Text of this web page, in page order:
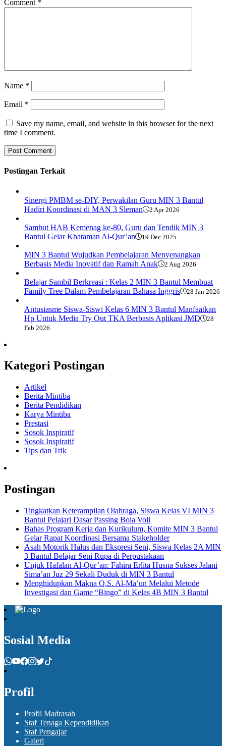
Comment *
Name *
Email *
Save my name, email, and website in this browser for the next
time I comment.
Postingan Terkait
Sinergi PMBM se-DIY, Perwakilan Guru MIN 3 Bantul
Hadiri Koordinasi di MAN 3 Sleman
2 Apr 2026
Sambut HAB Kemenag ke-80, Guru dan Tendik MIN 3
Bantul Gelar Khataman Al-Qur’an
19 Dec 2025
MIN 3 Bantul Wujudkan Pembelajaran Menyenangkan
Berbasis Media Inovatif dan Ramah Anak
2 Aug 2026
Belajar Sambil Berkreasi : Kelas 2 MIN 3 Bantul Membuat
Family Tree Dalam Pembelajaran Bahasa Inggris
28 Jan 2026
Antusiasme Siswa-Siswi Kelas 6 MIN 3 Bantul Manfaatkan
Hp Untuk Media Try Out TKA Berbasis Aplikasi JMD
28
Feb 2026
Kategori Postingan
Artikel
Berita Mintiba
Berita Pendidikan
Karya Mintiba
Prestasi
Sosok Inspiratif
Sosok Inspiratif
Tips dan Trik
Postingan
Tingkatkan Keterampilan Olahraga, Siswa Kelas VI MIN 3
Bantul Pelajari Dasar Passing Bola Voli
Bahas Program Kerja dan Kurikulum, Komite MIN 3 Bantul
Gelar Rapat Koordinasi Bersama Stakeholder
Asah Motorik Halus dan Ekspresi Seni, Siswa Kelas 2A MIN
3 Bantul Belajar Seni Rupa di Perpustakaan
Unjuk Hafalan Al-Qur’an: Fahira Erlita Husna Sukses Jalani
Sima’an Juz 29 Sekali Duduk di MIN 3 Bantul
Menghidupkan Makna Q.S. Al-Ma’un Melalui Metode
Investigasi dan Game “Bingo” di Kelas 4B MIN 3 Bantul
Sosial Media
Profil
Profil Madrasah
Staf Tenaga Kependidikan
Staf Pengajar
Galeri